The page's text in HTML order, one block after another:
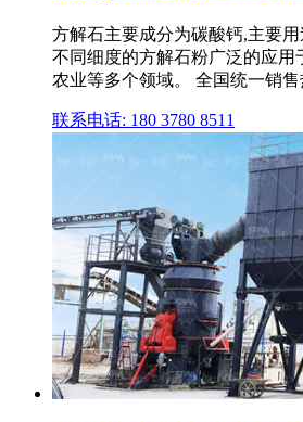
方解石主要成分为碳酸钙,主要
不同细度的方解石粉广泛的应用
农业等多个领域。 全国统一销售
联系电话: 180 3780 8511